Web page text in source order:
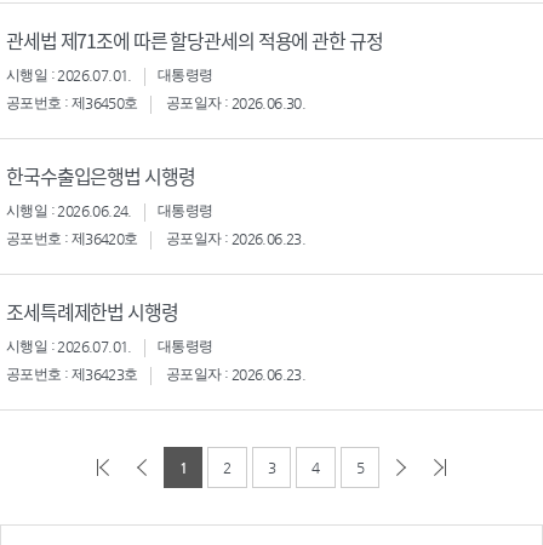
관세법 제71조에 따른 할당관세의 적용에 관한 규정
시행일 : 2026.07.01.
대통령령
공포번호 : 제36450호
공포일자 : 2026.06.30.
한국수출입은행법 시행령
시행일 : 2026.06.24.
대통령령
공포번호 : 제36420호
공포일자 : 2026.06.23.
조세특례제한법 시행령
시행일 : 2026.07.01.
대통령령
공포번호 : 제36423호
공포일자 : 2026.06.23.
1 2 3 4 5